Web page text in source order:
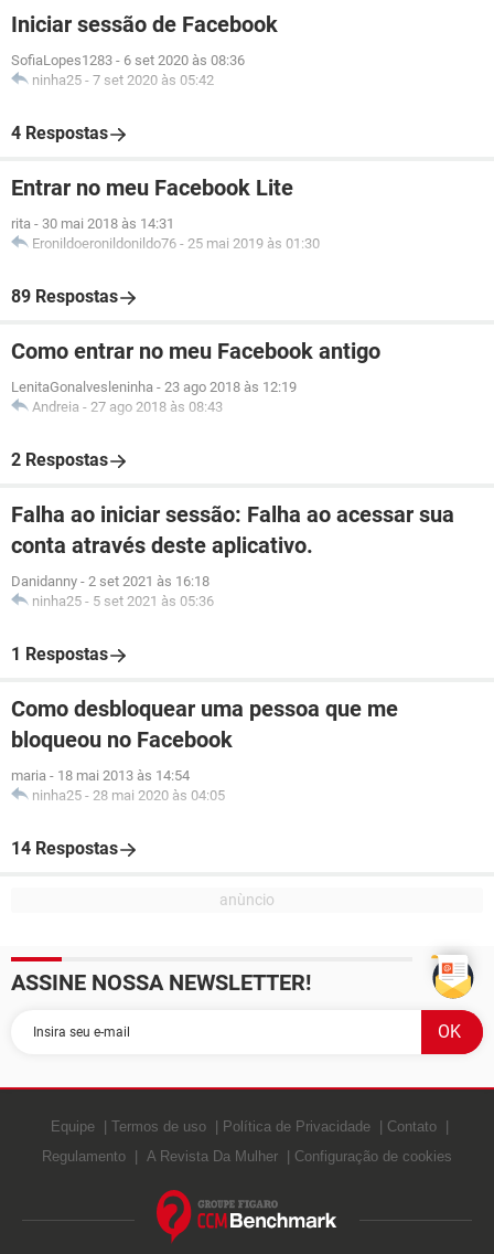
Iniciar sessão de Facebook
SofiaLopes1283 - 6 set 2020 às 08:36
ninha25 - 7 set 2020 às 05:42
4 Respostas
Entrar no meu Facebook Lite
rita - 30 mai 2018 às 14:31
Eronildoeronildonildo76 - 25 mai 2019 às 01:30
89 Respostas
Como entrar no meu Facebook antigo
LenitaGonalvesleninha - 23 ago 2018 às 12:19
Andreia - 27 ago 2018 às 08:43
2 Respostas
Falha ao iniciar sessão: Falha ao acessar sua
conta através deste aplicativo.
Danidanny - 2 set 2021 às 16:18
ninha25 - 5 set 2021 às 05:36
1 Respostas
Como desbloquear uma pessoa que me
bloqueou no Facebook
maria - 18 mai 2013 às 14:54
ninha25 - 28 mai 2020 às 04:05
14 Respostas
ASSINE NOSSA NEWSLETTER!
Equipe Termos de uso Política de Privacidade
Contato
Regulamento
A Revista Da Mulher Configuração de cookies